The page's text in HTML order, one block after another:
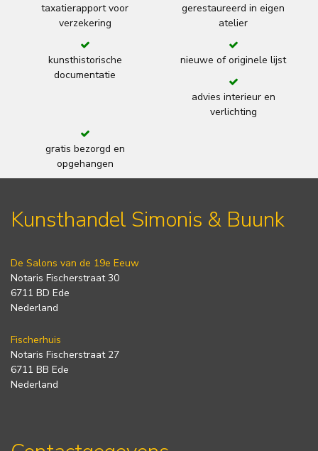
taxatierapport voor
verzekering
gerestaureerd in eigen
atelier
kunsthistorische
documentatie
nieuwe of originele lijst
advies interieur en
verlichting
gratis bezorgd en
opgehangen
Kunsthandel Simonis & Buunk
De Salons van de 19e Eeuw
Notaris Fischerstraat 30
6711 BD Ede
Nederland
Fischerhuis
Notaris Fischerstraat 27
6711 BB Ede
Nederland